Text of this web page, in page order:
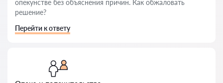
опекунстве без объяснения причин. Как обжаловать
решение?
Перейти к ответу